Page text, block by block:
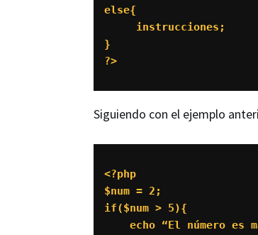
else{
     instrucciones;
}
?>
Siguiendo con el ejemplo
<?php
$num = 2;
if($num > 5){
echo “El número es